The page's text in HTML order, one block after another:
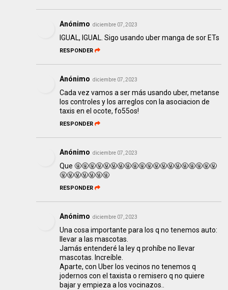
Anónimo diciembre 07, 2023
IGUAL, IGUAL. Sigo usando uber manga de sor ETs
RESPONDER
Anónimo diciembre 07, 2023
Cada vez vamos a ser más usando uber, metanse
los controles y los arreglos con la asociacion de
taxis en el ocote, fo55os!
RESPONDER
Anónimo diciembre 07, 2023
Que 🤬🤬🤬🤬🤬🤬🤬🤬🤬🤬🤬🤬🤬🤬🤬🤬🤬🤬🤬🤬
🤬🤬🤬🤬🤬🤬🤬
RESPONDER
Anónimo diciembre 07, 2023
Una cosa importante para los q no tenemos auto:
llevar a las mascotas.
Jamás entenderé la ley q prohíbe no llevar
mascotas. Increíble.
Aparte, con Uber los vecinos no tenemos q
jodernos con el taxista o remisero q no quiere
bajar y empieza a los vocinazos..